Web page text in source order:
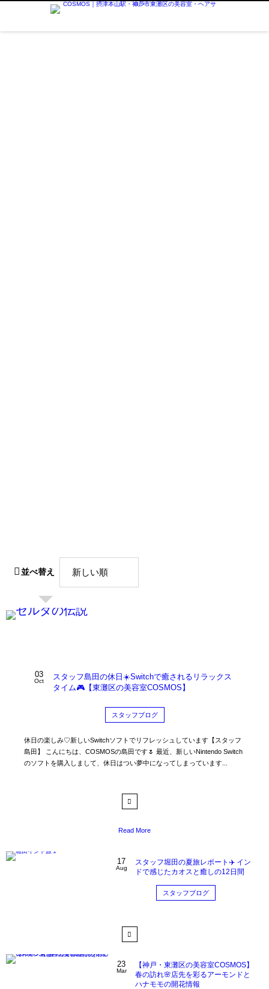
並べ替え
03
Oct
スタッフ島田の休日☀️Switchで癒されるリラックス
タイム🎮【東灘区の美容室COSMOS】
スタッフブログ
休日の楽しみ♡新しいSwitchソフトでリフレッシュしています【スタッフ
島田】 こんにちは、COSMOSの島田です🌷 最近、新しいNintendo Switch
のソフトを購入しまして、休日はつい夢中になってしまっています...
Read More
17
Aug
スタッフ堀田の夏旅レポート✈️ イン
ドで感じたカオスと癒しの12日間
スタッフブログ
23
Mar
【神戸・東灘区の美容室COSMOS】
春の訪れ🌸店先を彩るアーモンドと
ハナモモの開花情報